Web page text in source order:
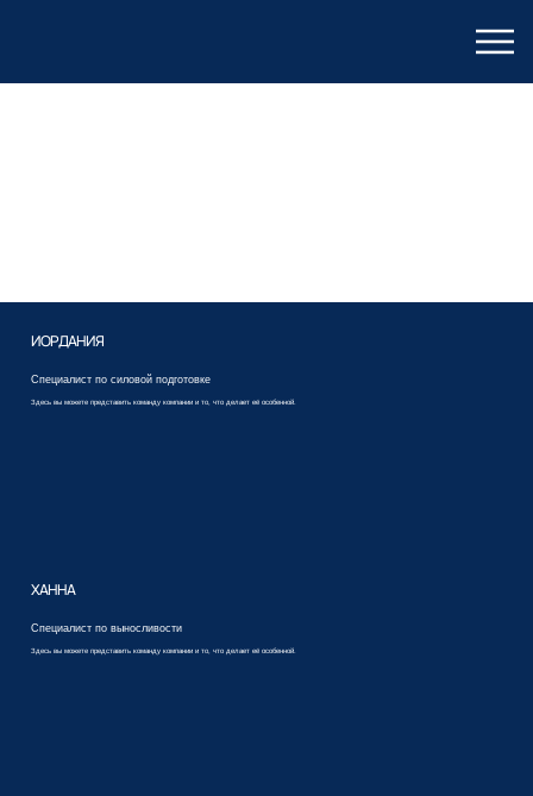
ИОРДАНИЯ
Специалист по силовой подготовке
Здесь вы можете представить команду компании и то, что делает её особенной.
ХАННА
Специалист по выносливости
Здесь вы можете представить команду компании и то, что делает её особенной.